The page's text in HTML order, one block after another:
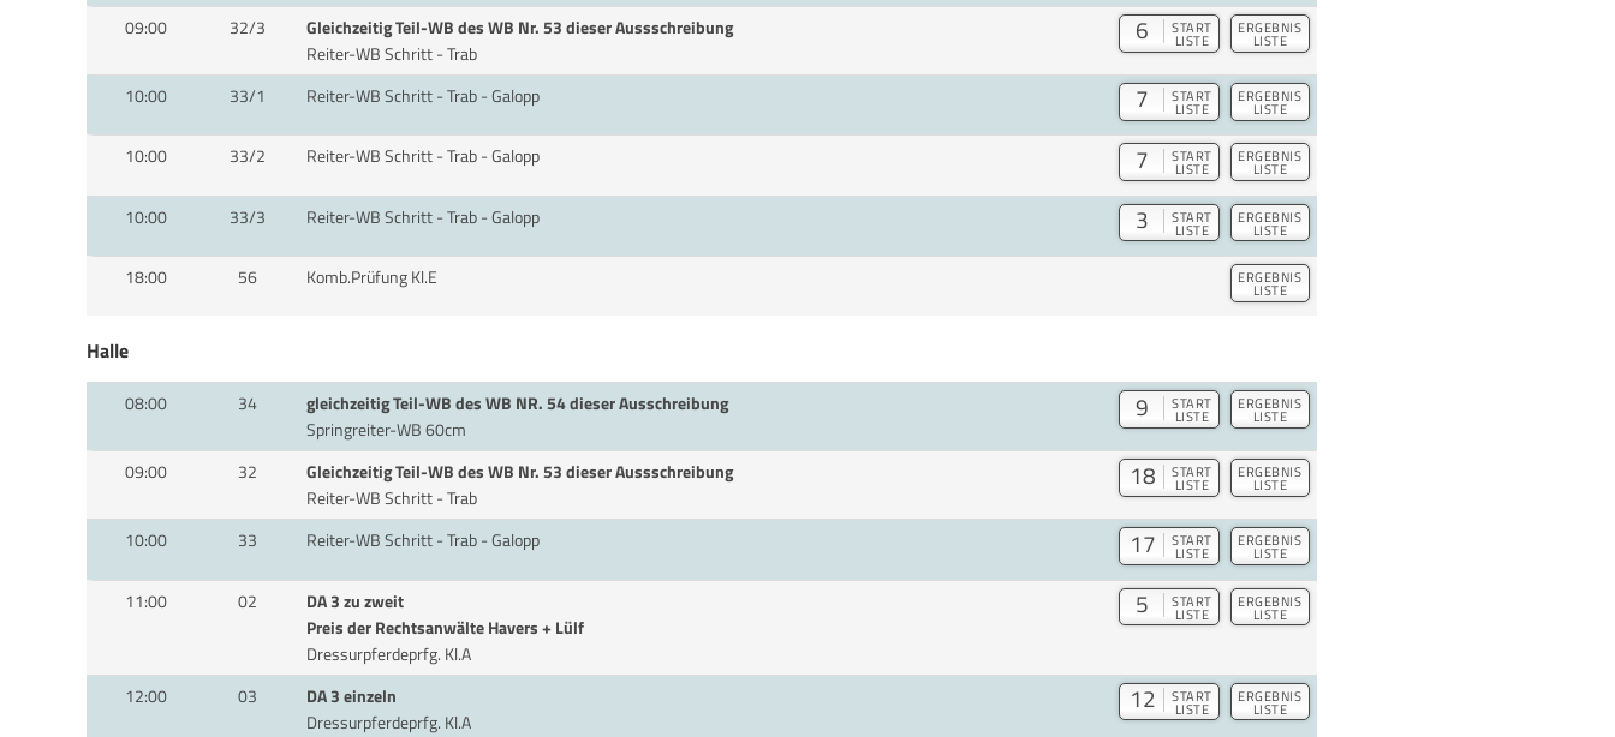
09:00 32/3
Gleichzeitig Teil-WB des WB Nr. 53 dieser Aussschreibung
Reiter-WB Schritt - Trab
6 START
LISTE
ERGEBNIS
LISTE
10:00 33/1 Reiter-WB Schritt - Trab - Galopp 7 START
LISTE
ERGEBNIS
LISTE
10:00 33/2 Reiter-WB Schritt - Trab - Galopp 7 START
LISTE
ERGEBNIS
LISTE
10:00 33/3 Reiter-WB Schritt - Trab - Galopp 3 START
LISTE
ERGEBNIS
LISTE
18:00 56 Komb.Prüfung Kl.E ERGEBNIS
LISTE
Halle
08:00 34
gleichzeitig Teil-WB des WB NR. 54 dieser Ausschreibung
Springreiter-WB 60cm
9 START
LISTE
ERGEBNIS
LISTE
09:00 32
Gleichzeitig Teil-WB des WB Nr. 53 dieser Aussschreibung
Reiter-WB Schritt - Trab
18 START
LISTE
ERGEBNIS
LISTE
10:00 33 Reiter-WB Schritt - Trab - Galopp 17 START
LISTE
ERGEBNIS
LISTE
11:00 02
DA 3 zu zweit
Preis der Rechtsanwälte Havers + Lülf
Dressurpferdeprfg. Kl.A
5 START
LISTE
ERGEBNIS
LISTE
12:00 03
DA 3 einzeln
Dressurpferdeprfg. Kl.A
12 START
LISTE
ERGEBNIS
LISTE